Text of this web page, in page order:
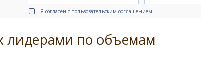
Я согласен с пользовательским соглашением
лидерами по объемам